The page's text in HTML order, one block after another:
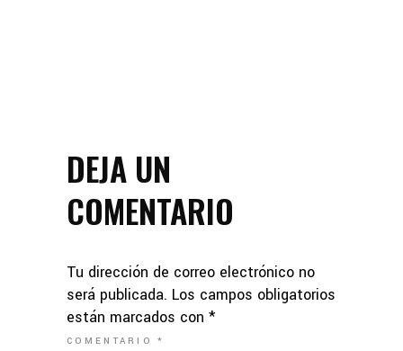
DEJA UN
COMENTARIO
Tu dirección de correo electrónico no
será publicada. Los campos obligatorios
están marcados con *
COMENTARIO*